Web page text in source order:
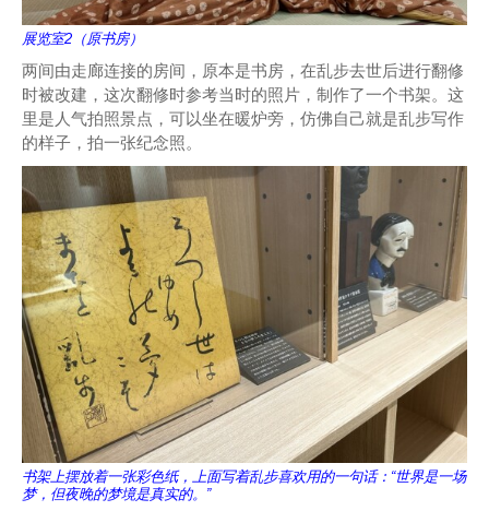
展览室2（原书房）
两间由走廊连接的房间，原本是书房，在乱步去世后进行翻修
时被改建，这次翻修时参考当时的照片，制作了一个书架。这
里是人气拍照景点，可以坐在暖炉旁，仿佛自己就是乱步写作
的样子，拍一张纪念照。
书架上摆放着一张彩色纸，上面写着乱步喜欢用的一句话：“世界是一场
梦，但夜晚的梦境是真实的。”